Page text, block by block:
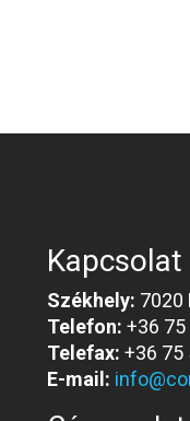
Kapcsolat
Székhely: 7020
Telefon: +36 75
Telefax: +36 75
E-mail: